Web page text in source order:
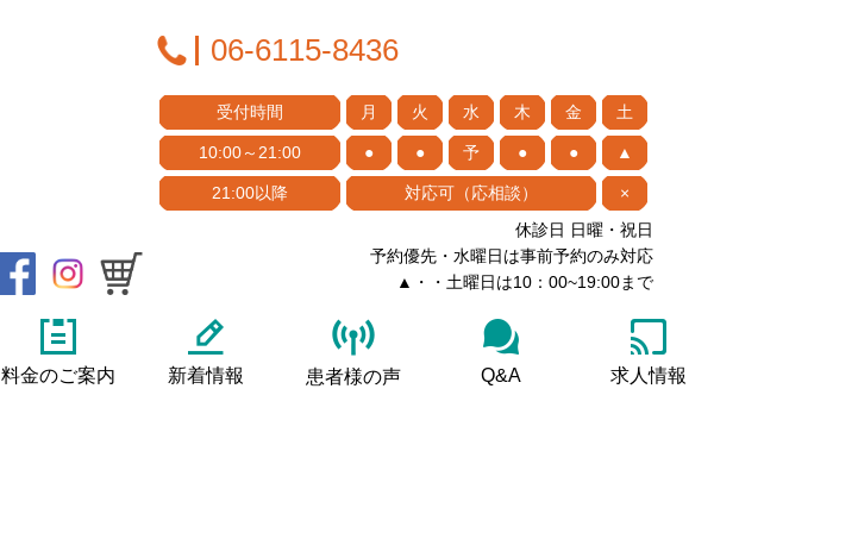
06-6115-8436
受付時間 月 火 水 木 金 土
10:00～21:00 ● ● 予 ● ● ▲
21:00以降 対応可（応相談）
×
休診日 日曜・祝日
予約優先・水曜日は事前予約のみ対応
▲・・土曜日は10：00~19:00まで
料金のご案内 新着情報 患者様の声 Q&A 求人情報